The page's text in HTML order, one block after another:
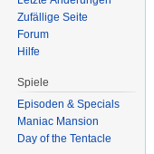
Zufällige Seite
Forum
Hilfe
Spiele
Episoden & Specials
Maniac Mansion
Day of the Tentacle